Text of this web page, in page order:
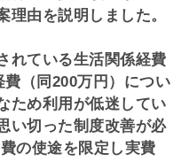
理由を説明しました。
れている生活関係経費
費（同200万円）につい
ため利用が低迷してい
い切った制度改善が必
の使途を限定し実費